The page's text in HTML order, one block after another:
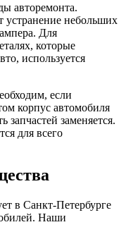
авторемонта.
небольших
Для
которые
используется
если
корпус автомобиля
запчастей заменяется.
для всего
в Санкт-Петербурге
Наши